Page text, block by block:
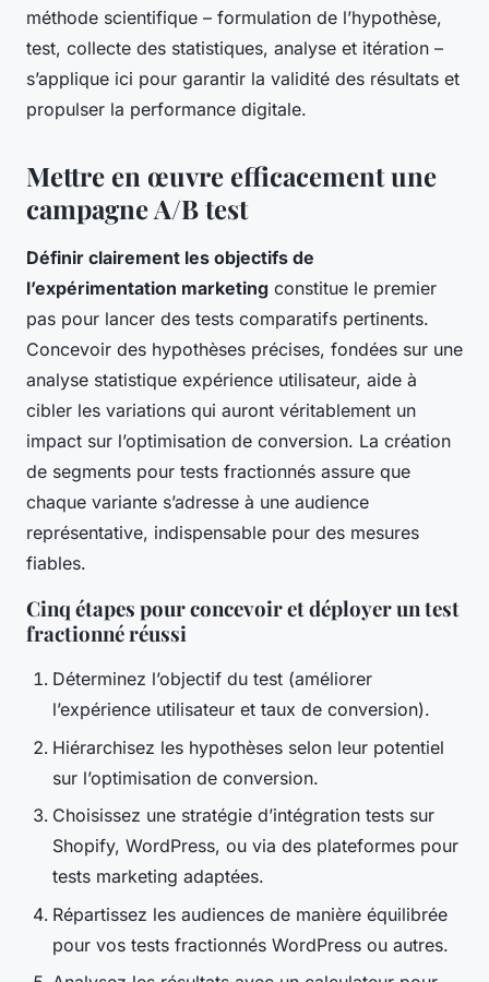
méthode scientifique – formulation de l’hypothèse,
test, collecte des statistiques, analyse et itération –
s’applique ici pour garantir la validité des résultats et
propulser la performance digitale.
Mettre en œuvre efficacement une
campagne A/B test
Définir clairement les objectifs de
l’expérimentation marketing constitue le premier
pas pour lancer des tests comparatifs pertinents.
Concevoir des hypothèses précises, fondées sur une
analyse statistique expérience utilisateur, aide à
cibler les variations qui auront véritablement un
impact sur l’optimisation de conversion. La création
de segments pour tests fractionnés assure que
chaque variante s’adresse à une audience
représentative, indispensable pour des mesures
fiables.
Cinq étapes pour concevoir et déployer un test
fractionné réussi
Déterminez l’objectif du test (améliorer
l’expérience utilisateur et taux de conversion).
Hiérarchisez les hypothèses selon leur potentiel
sur l’optimisation de conversion.
Choisissez une stratégie d’intégration tests sur
Shopify, WordPress, ou via des plateformes pour
tests marketing adaptées.
Répartissez les audiences de manière équilibrée
pour vos tests fractionnés WordPress ou autres.